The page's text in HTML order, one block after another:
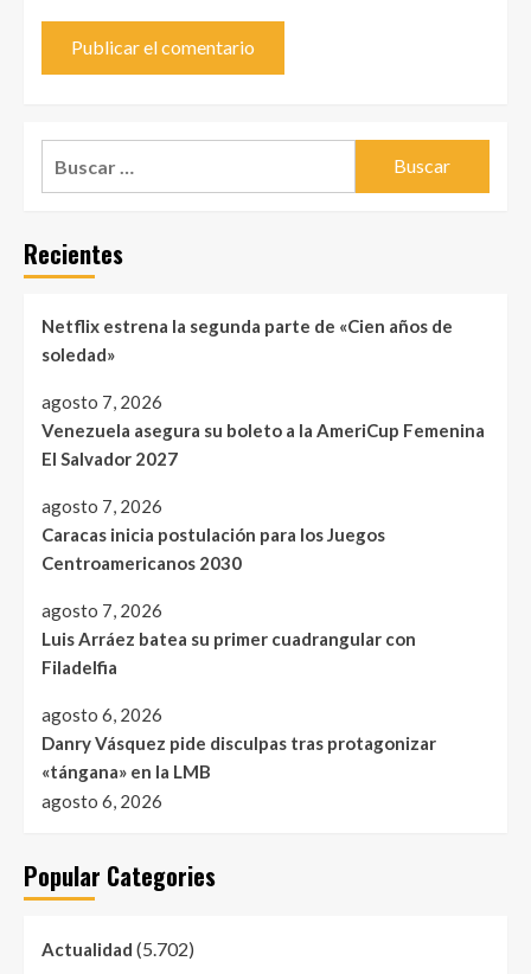
Recientes
Netflix estrena la segunda parte de «Cien años de
soledad»
agosto 7, 2026
Venezuela asegura su boleto a la AmeriCup Femenina
El Salvador 2027
agosto 7, 2026
Caracas inicia postulación para los Juegos
Centroamericanos 2030
agosto 7, 2026
Luis Arráez batea su primer cuadrangular con
Filadelfia
agosto 6, 2026
Danry Vásquez pide disculpas tras protagonizar
«tángana» en la LMB
agosto 6, 2026
Popular Categories
Actualidad (5.702)